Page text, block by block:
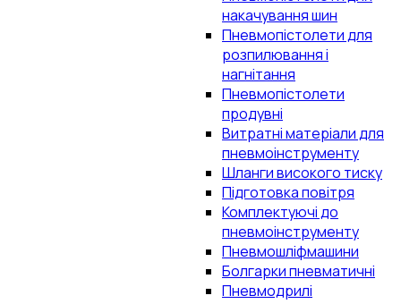
накачування шин
Пневмопістолети для
розпилювання і
нагнітання
Пневмопістолети
продувні
Витратні матеріали для
пневмоінструменту
Шланги високого тиску
Підготовка повітря
Комплектуючі до
пневмоінструменту
Пневмошліфмашини
Болгарки пневматичні
Пневмодрилі